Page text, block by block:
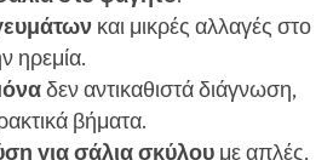
και μικρές αλλαγές στο
ηρεμία.
δεν αντικαθιστά διάγνωση,
βήματα.
για σάλια σκύλουμε απλές,